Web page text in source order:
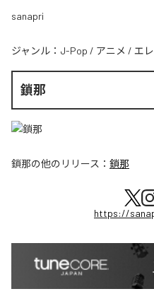
sanapri
ジャンル： J-Pop / アニメ / エ
鎖那
鎖那の他のリリース： 鎖那
https://